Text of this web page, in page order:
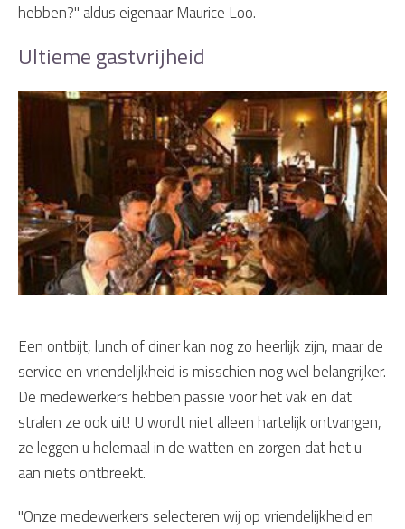
hebben?" aldus eigenaar Maurice Loo.
Ultieme gastvrijheid
Een ontbijt, lunch of diner kan nog zo heerlijk zijn, maar de
service en vriendelijkheid is misschien nog wel belangrijker.
De medewerkers hebben passie voor het vak en dat
stralen ze ook uit! U wordt niet alleen hartelijk ontvangen,
ze leggen u helemaal in de watten en zorgen dat het u
aan niets ontbreekt.
"Onze medewerkers selecteren wij op vriendelijkheid en